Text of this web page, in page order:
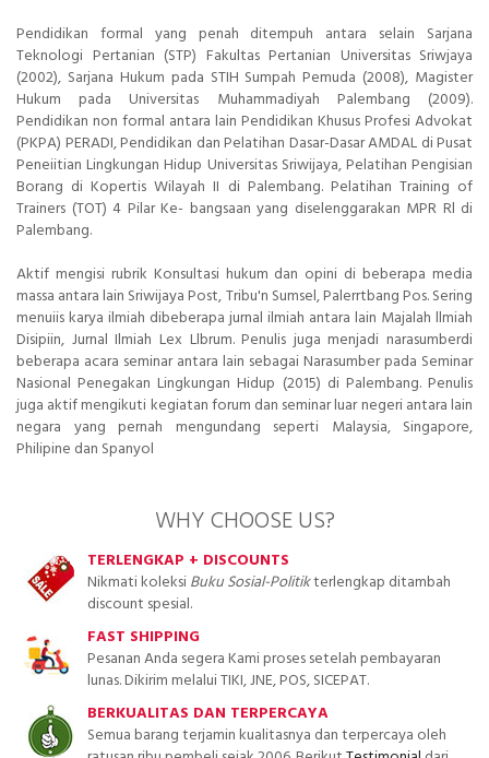
Pendidikan formal yang penah ditempuh antara selain Sarjana
Teknologi Pertanian (STP) Fakultas Pertanian Universitas Sriwjaya
(2002), Sarjana Hukum pada STIH Sumpah Pemuda (2008), Magister
Hukum pada Universitas Muhammadiyah Palembang (2009).
Pendidikan non formal antara lain Pendidikan Khusus Profesi Advokat
(PKPA) PERADI, Pendidikan dan Pelatihan Dasar-Dasar AMDAL di Pusat
Peneiitian Lingkungan Hidup Universitas Sriwijaya, Pelatihan Pengisian
Borang di Kopertis Wilayah II di Palembang. Pelatihan Training of
Trainers (TOT) 4 Pilar Ke- bangsaan yang diselenggarakan MPR Rl di
Palembang.
Aktif mengisi rubrik Konsultasi hukum dan opini di beberapa media
massa antara lain Sriwijaya Post, Tribu'n Sumsel, Palerrtbang Pos. Sering
menuiis karya ilmiah dibeberapa jurnal ilmiah antara lain Majalah llmiah
Disipiin, Jurnal Ilmiah Lex Llbrum. Penulis juga menjadi narasumberdi
beberapa acara seminar antara lain sebagai Narasumber pada Seminar
Nasional Penegakan Lingkungan Hidup (2015) di Palembang. Penulis
juga aktif mengikuti kegiatan forum dan seminar luar negeri antara lain
negara yang pernah mengundang seperti Malaysia, Singapore,
Philipine dan Spanyol
WHY CHOOSE US?
TERLENGKAP + DISCOUNTS
Nikmati koleksiBuku Sosial-Politikterlengkap ditambah
discount spesial.
FAST SHIPPING
Pesanan Anda segera Kami proses setelah pembayaran
lunas. Dikirim melalui TIKI, JNE, POS, SICEPAT.
BERKUALITAS DAN TERPERCAYA
Semua barang terjamin kualitasnya dan terpercaya oleh